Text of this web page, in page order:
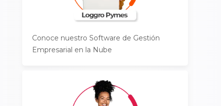
Conoce nuestro Software de Gestión
Empresarial en la Nube